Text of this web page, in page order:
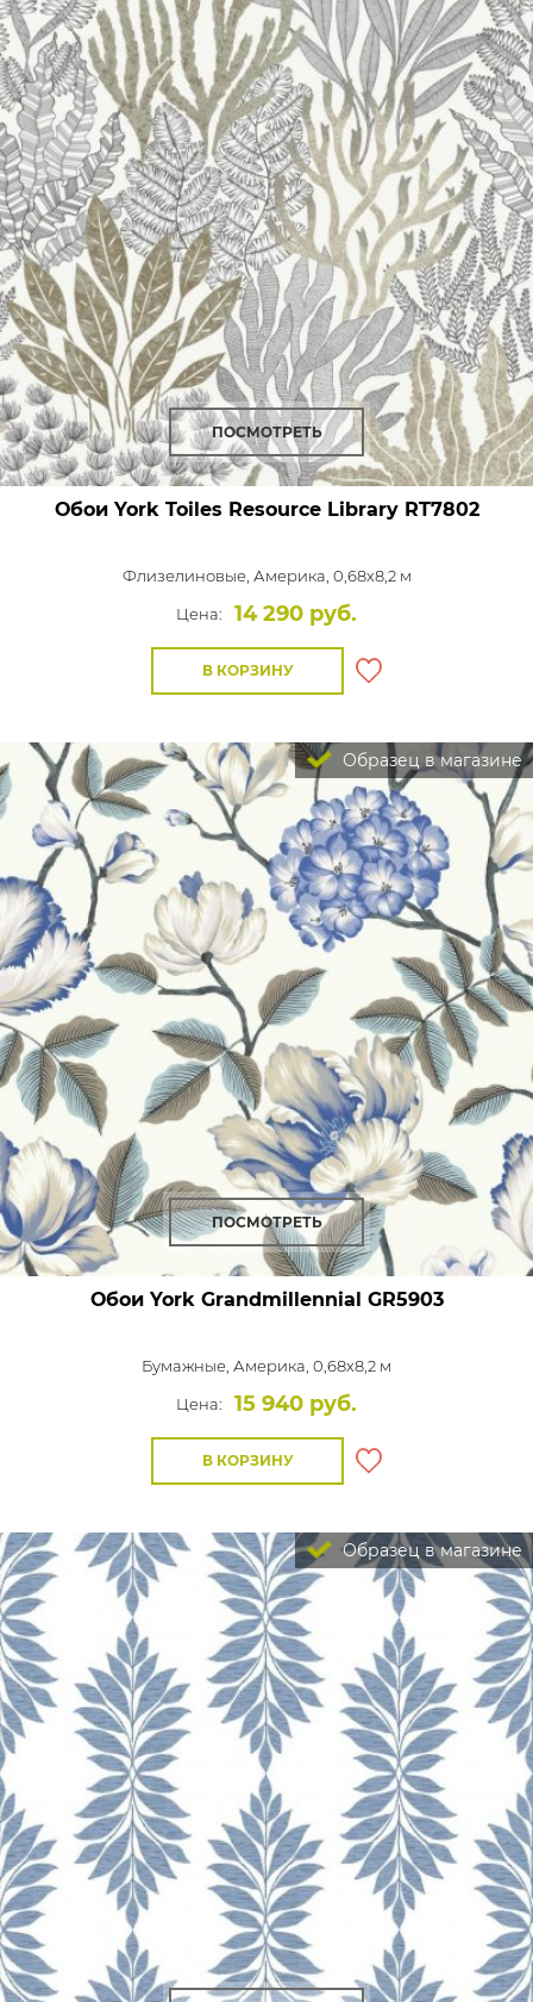
ПОСМОТРЕТЬ
Обои York Toiles Resource LibraryRT7802
Флизелиновые, Америка, 0,68x8,2 м
Цена:
14 290 руб.
В КОРЗИНУ
Образец в магазине
ПОСМОТРЕТЬ
Обои York Grandmillennial GR5903
Бумажные, Америка, 0,68x8,2 м
Цена:
15 940 руб.
В КОРЗИНУ
Образец в магазине